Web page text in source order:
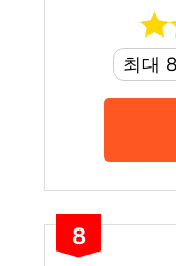
최대
8